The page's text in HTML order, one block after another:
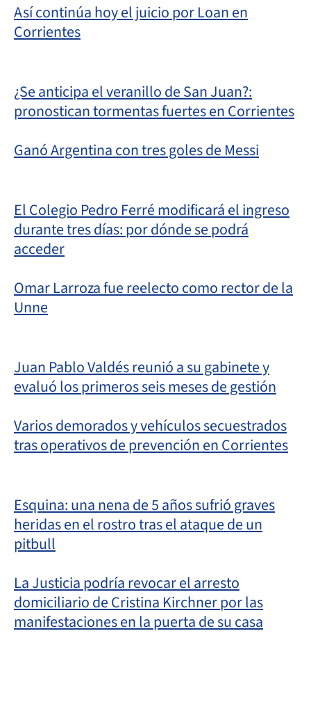
Así continúa hoy el juicio por Loan en
Corrientes
¿Se anticipa el veranillo de San Juan?:
pronostican tormentas fuertes en Corrientes
Ganó Argentina con tres goles de Messi
El Colegio Pedro Ferré modificará el ingreso
durante tres días: por dónde se podrá
acceder
Omar Larroza fue reelecto como rector de la
Unne
Juan Pablo Valdés reunió a su gabinete y
evaluó los primeros seis meses de gestión
Varios demorados y vehículos secuestrados
tras operativos de prevención en Corrientes
Esquina: una nena de 5 años sufrió graves
heridas en el rostro tras el ataque de un
pitbull
La Justicia podría revocar el arresto
domiciliario de Cristina Kirchner por las
manifestaciones en la puerta de su casa